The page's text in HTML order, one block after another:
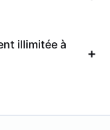
illimitée à